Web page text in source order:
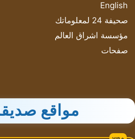
English
صحيفة 24 لمعلوماتك
مؤسسة اشراق العالم
صفحات
مواقع